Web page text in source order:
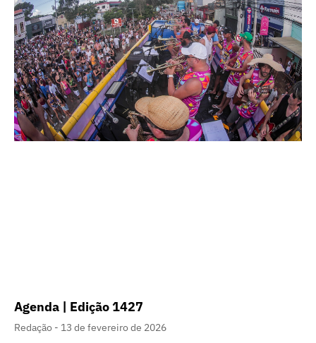
Agenda | Edição 1427
Redação 13 de fevereiro de 2026